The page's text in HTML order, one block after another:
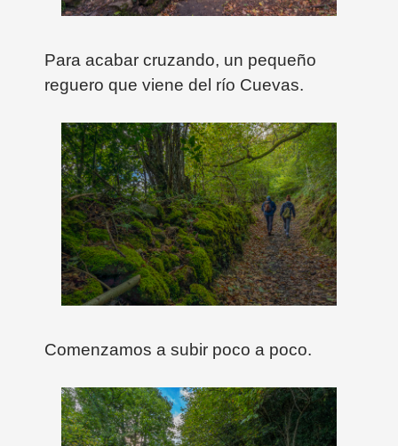
Para acabar cruzando, un pequeño
reguero que viene del río Cuevas.
Comenzamos a subir poco a poco.